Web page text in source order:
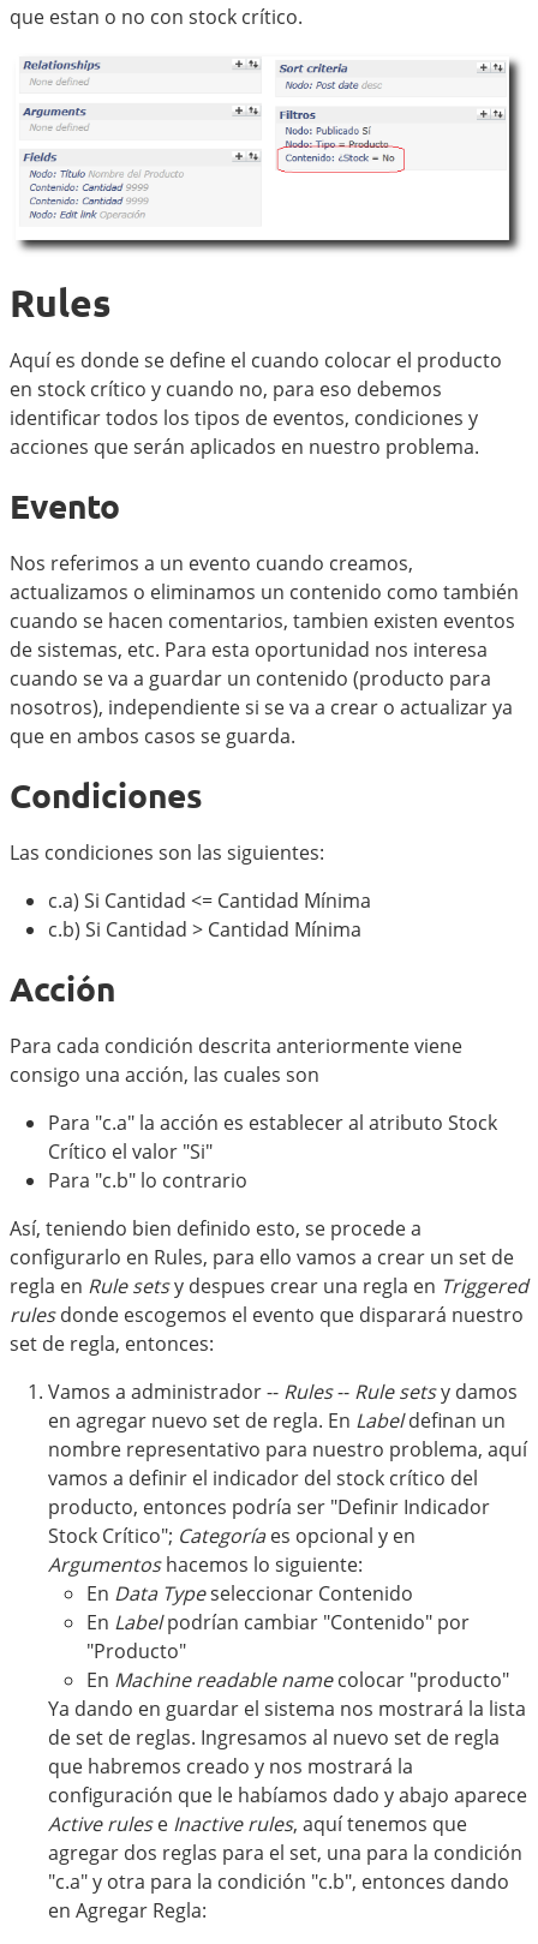
que estan o no con stock crítico.
Rules
Aquí es donde se define el cuando colocar el producto
en stock crítico y cuando no, para eso debemos
identificar todos los tipos de eventos, condiciones y
acciones que serán aplicados en nuestro problema.
Evento
Nos referimos a un evento cuando creamos,
actualizamos o eliminamos un contenido como también
cuando se hacen comentarios, tambien existen eventos
de sistemas, etc. Para esta oportunidad nos interesa
cuando se va a guardar un contenido (producto para
nosotros), independiente si se va a crear o actualizar ya
que en ambos casos se guarda.
Condiciones
Las condiciones son las siguientes:
c.a) Si Cantidad <= Cantidad Mínima
c.b) Si Cantidad > Cantidad Mínima
Acción
Para cada condición descrita anteriormente viene
consigo una acción, las cuales son
Para "c.a" la acción es establecer al atributo Stock
Crítico el valor "Si"
Para "c.b" lo contrario
Así, teniendo bien definido esto, se procede a
configurarlo en Rules, para ello vamos a crear un set de
regla en Rule setsy despues crear una regla en Triggered
rulesdonde escogemos el evento que disparará nuestro
set de regla, entonces:
Vamos a administrador -- Rules-- Rule setsy damos
en agregar nuevo set de regla. En Labeldefinan un
nombre representativo para nuestro problema, aquí
vamos a definir el indicador del stock crítico del
producto, entonces podría ser "Definir Indicador
Stock Crítico"; Categoríaes opcional y en
Argumentoshacemos lo siguiente:
En Data Typeseleccionar Contenido
En Labelpodrían cambiar "Contenido" por
"Producto"
En Machine readable namecolocar "producto"
Ya dando en guardar el sistema nos mostrará la lista
de set de reglas. Ingresamos al nuevo set de regla
que habremos creado y nos mostrará la
configuración que le habíamos dado y abajo aparece
Active rulese Inactive rules, aquí tenemos que
agregar dos reglas para el set, una para la condición
"c.a" y otra para la condición "c.b", entonces dando
en Agregar Regla: